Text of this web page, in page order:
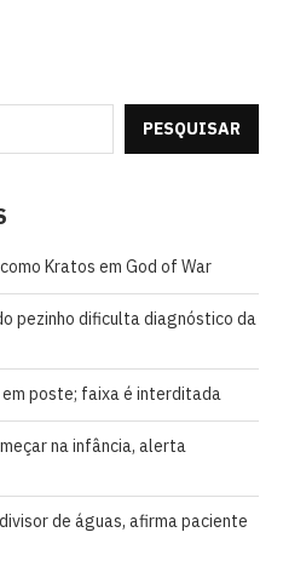
PESQUISAR
Kratos em God of War
pezinho dificulta diagnóstico da
poste; faixa é interditada
na infância, alerta
de águas, afirma paciente